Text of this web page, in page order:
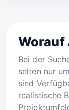
Worauf
Bei der
selten nur
sind
realistische